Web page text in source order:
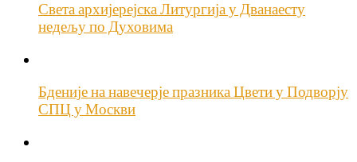
Света архијерејска Литургија у Дванаесту
недељу по Духовима
Бденије на навечерје празника Цвети у Подворју
СПЦ у Москви